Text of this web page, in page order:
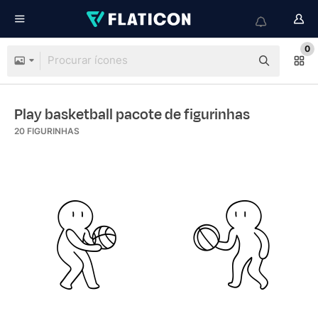
0
Play basketball pacote de figurinhas
20 FIGURINHAS